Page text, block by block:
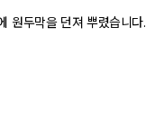
원두막을 던져 뿌렸습니다.